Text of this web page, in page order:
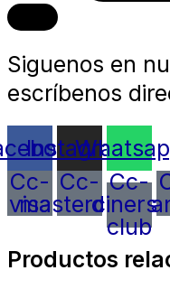
Siguenos en
escríbenos
Instagram
Cc-
visa
Cc-
mastercard
Cc-
diners-
club
Productos